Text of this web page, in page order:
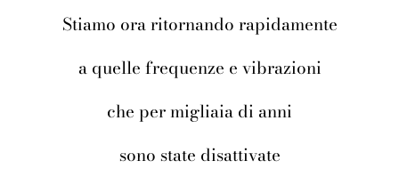
Stiamo ora ritornando rapidamente
a quelle frequenze e vibrazioni
che per migliaia di anni
sono state disattivate